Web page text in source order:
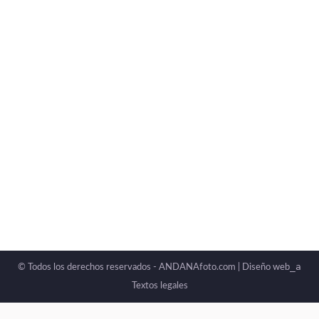
© Todos los derechos reservados - ANDANAfoto.com | Diseño web _a
Textos legales